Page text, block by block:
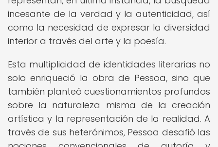
incesante de la verdad y la autenticidad, así
como la necesidad de expresar la diversidad
interior a través del arte y la poesía.
Esta multiplicidad de identidades literarias no
solo enriqueció la obra de Pessoa, sino que
también planteó cuestionamientos profundos
sobre la naturaleza misma de la creación
artística y la representación de la realidad. A
través de sus heterónimos, Pessoa desafió las